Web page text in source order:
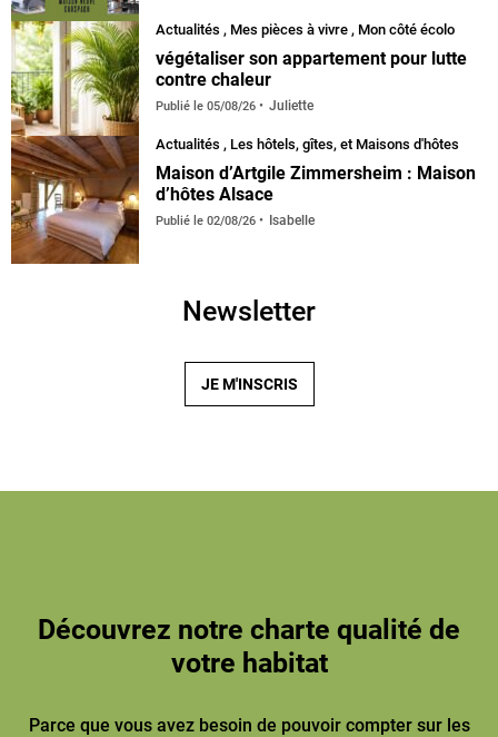
Actualités , Mes pièces à vivre , Mon côté écolo
végétaliser son appartement pour lutte
contre chaleur
Publié le 05/08/26 Juliette
Actualités , Les hôtels, gîtes, et Maisons d'hôtes
Maison d’Artgile Zimmersheim : Maison
d’hôtes Alsace
Publié le 02/08/26 Isabelle
Newsletter
JE M'INSCRIS
Découvrez notre charte qualité de
votre habitat
Parce que vous avez besoin de pouvoir compter sur les